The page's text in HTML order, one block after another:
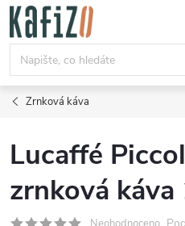
Přejít
obsah
Zrnková káva
Lucaffé
zrnková káva